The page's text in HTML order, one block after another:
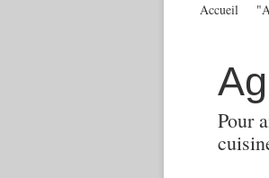
Pour
Accueil